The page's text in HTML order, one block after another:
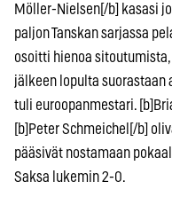
Möller-Nielsen[/b] kasasi
paljon Tanskan sarjassa
osoitti hienoa
jälkeen lopulta suorastaan
tuli euroopanmestari.
[b]Peter Schmeichel[/b]
pääsivät nostamaan
Saksa lukemin 2-0.